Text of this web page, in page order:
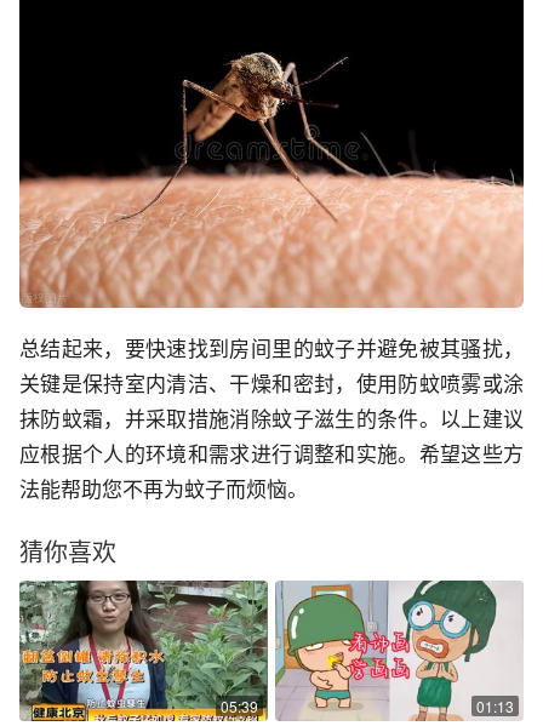
总结起来，要快速找到房间里的蚊子并避免被其骚扰，
关键是保持室内清洁、干燥和密封，使用防蚊喷雾或涂
抹防蚊霜，并采取措施消除蚊子滋生的条件。以上建议
应根据个人的环境和需求进行调整和实施。希望这些方
法能帮助您不再为蚊子而烦恼。
猜你喜欢
05:39 01:13